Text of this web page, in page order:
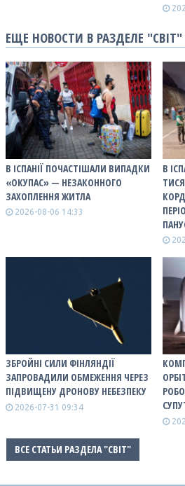
ЕЩЕ НОВОСТИ В РАЗДЕЛЕ "СВІТ"
В ІСПАНІЇ ПОЧАСТІШАЛИ ВИПАДКИ
«ОКУПАС» — НЕЗАКОННОГО
ЗАХОПЛЕННЯ ЖИТЛА
2026-08-06 14:33
В
ЗБРОЙНІ СИЛИ ФІНЛЯНДІЇ
ЗАПРОВАДИЛИ ОБМЕЖЕННЯ ЧЕРЕЗ
ПІДВИЩЕНУ ДРОНОВУ НЕБЕЗПЕКУ
2026-07-31 09:34
ВСЕ СТАТЬИ РАЗДЕЛА "СВІТ"